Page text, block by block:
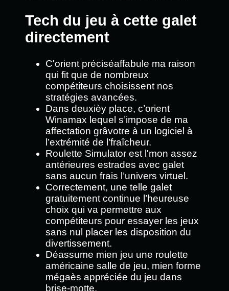
Tech du jeu à cette galet
directement
C'orient préciséaffabule ma raison
qui fit que de nombreux
compétiteurs choisissent nos
stratégies avancées.
Dans deuxièy place, c’orient
Winamax lequel s’impose de ma
affectation grâvotre à un logiciel à
l’extrémité de l’fraîcheur.
Roulette Simulator est l'mon assez
antérieures estrades avec galet
sans aucun frais l’univers virtuel.
Correctement, une telle galet
gratuitement continue l’heureuse
choix qui va permettre aux
compétiteurs pour essayer les jeux
sans nul placer les disposition du
divertissement.
Déassume mien jeu une roulette
américaine salle de jeu, mien forme
mégaès appréciée du jeu dans
brise-motte.